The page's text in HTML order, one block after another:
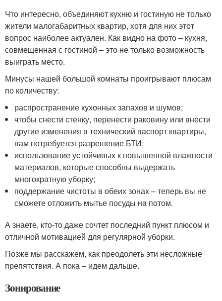
Что интересно, объединяют кухню и гостиную не только
жители малогабаритных квартир, хотя для них этот
вопрос наиболее актуален. Как видно на фото – кухня,
совмещенная с гостиной – это не только возможность
выиграть место.
Минусы нашей большой комнаты проигрывают плюсам
по количеству:
распространение кухонных запахов и шумов;
чтобы снести стенку, перенести раковину или внести
другие изменения в технический паспорт квартиры,
вам потребуется разрешение БТИ;
использование устойчивых к повышенной влажности
материалов, которые способны выдержать
многократную уборку;
поддержание чистоты в обеих зонах – теперь вы не
сможете отложить мытье посуды на потом.
А знаете, кто-то даже сочтет последний пункт плюсом и
отличной мотивацией для регулярной уборки.
Позже мы расскажем, как преодолеть эти несложные
препятствия. А пока – идем дальше.
Зонирование